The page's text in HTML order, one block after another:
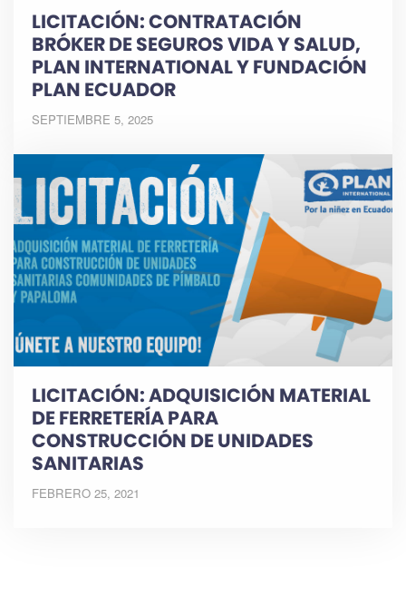
LICITACIÓN: CONTRATACIÓN
BRÓKER DE SEGUROS VIDA Y SALUD,
PLAN INTERNATIONAL Y FUNDACIÓN
PLAN ECUADOR
SEPTIEMBRE 5, 2025
LICITACIÓN: ADQUISICIÓN MATERIAL
DE FERRETERÍA PARA
CONSTRUCCIÓN DE UNIDADES
SANITARIAS
FEBRERO 25, 2021